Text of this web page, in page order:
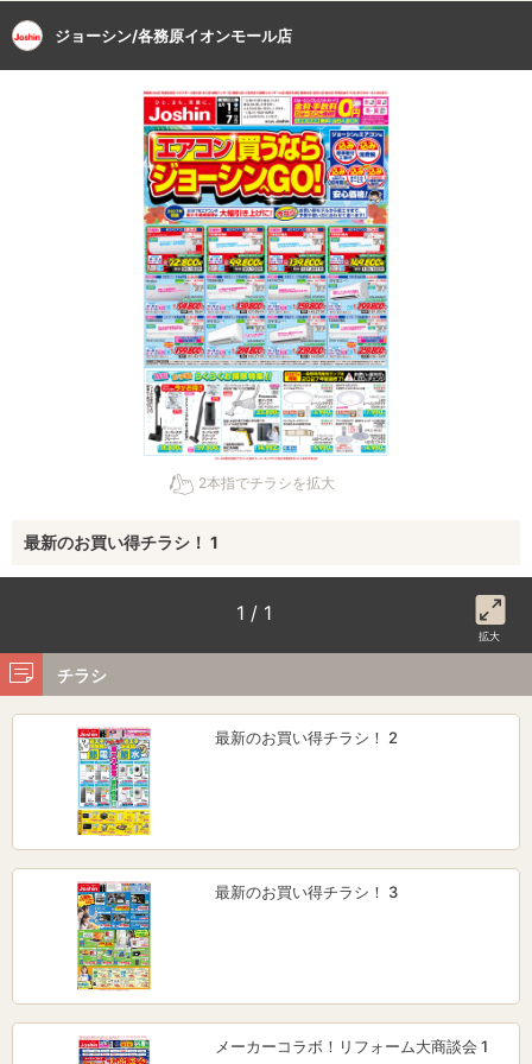
ジョーシン/各務原イオンモール店
2本指でチラシを拡大
最新のお買い得チラシ！ 1
1 / 1
拡大
チラシ
最新のお買い得チラシ！ 2
最新のお買い得チラシ！ 3
メーカーコラボ！リフォーム大商談会 1